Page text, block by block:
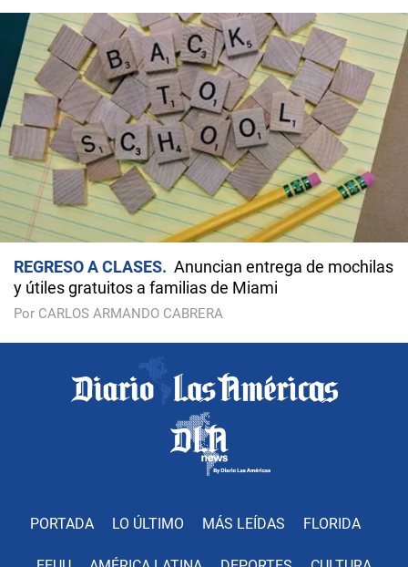
REGRESO A CLASES
Anuncian entrega de mochilas
y útiles gratuitos a familias de Miami
Por CARLOS ARMANDO CABRERA
PORTADA LO ÚLTIMO MÁS LEÍDAS FLORIDA